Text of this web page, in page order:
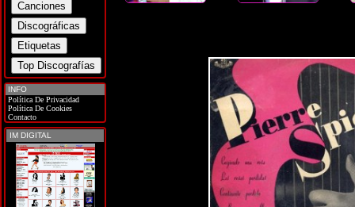
INFO
Política De Privacidad
Política De Cookies
Contacto
IM DIGITAL